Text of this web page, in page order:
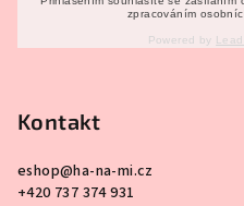
zpracováním
Powered by
Kontakt
eshop@ha-na-mi.cz
+420 737 374 931